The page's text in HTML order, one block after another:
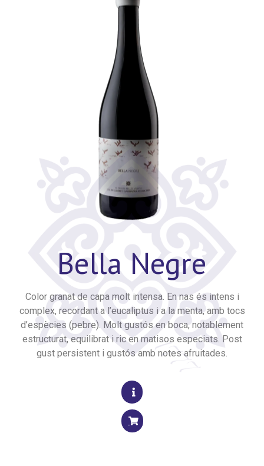
Bella Negre
Color granat de capa molt intensa. En nas és intens i
complex, recordant a l’eucaliptus i a la menta, amb tocs
d’espècies (pebre). Molt gustós en boca, notablement
estructurat, equilibrat i ric en matisos especiats. Post
gust persistent i gustós amb notes afruitades.